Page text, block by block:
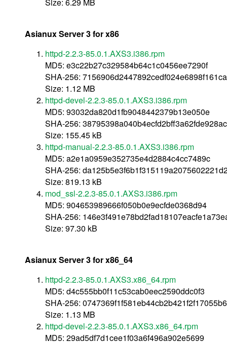
Asianux Server 3 for x86
httpd-2.2.3-85.0.1.AXS3.i386.rpm
MD5: e3c22b27c329584b64c1c0456ee7290f
SHA-256:
Size: 1.12 MB
httpd-devel-2.2.3-85.0.1.AXS3.i386.rpm
MD5: 93032da820d1fb9048442379b13e050e
SHA-256:
Size: 155.45 kB
httpd-manual-2.2.3-85.0.1.AXS3.i386.rpm
MD5: a2e1a0959e352735e4d2884c4cc7489c
SHA-256:
Size: 819.13 kB
mod_ssl-2.2.3-85.0.1.AXS3.i386.rpm
MD5: 904653989666f050b0e9ecfde0368d94
SHA-256:
Size: 97.30 kB
Asianux Server 3 for x86_64
httpd-2.2.3-85.0.1.AXS3.x86_64.rpm
MD5: d4c555bb0f11c53cab0eec2590ddc0f3
SHA-256:
Size: 1.13 MB
httpd-devel-2.2.3-85.0.1.AXS3.x86_64.rpm
MD5: 29ad5df7d1cee1f03a6f496a902e5699